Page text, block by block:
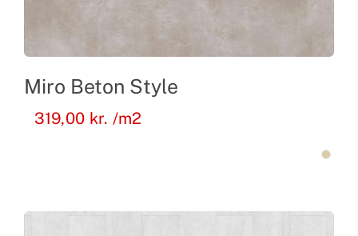
Miro Beton Style
319,00 kr. /m2